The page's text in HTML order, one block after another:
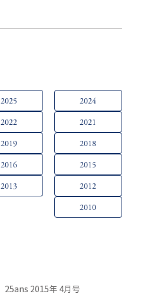
2025
2024
2022
2021
2019
2018
2016
2015
2013
2012
2010
25ans 2015年 4月号